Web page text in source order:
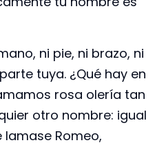
ni pie, ni brazo, ni
tuya. ¿Qué hay en
rosa olería tan
otro nombre: igual
lamase Romeo,